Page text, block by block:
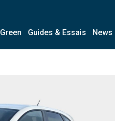
Green Guides & Essais News